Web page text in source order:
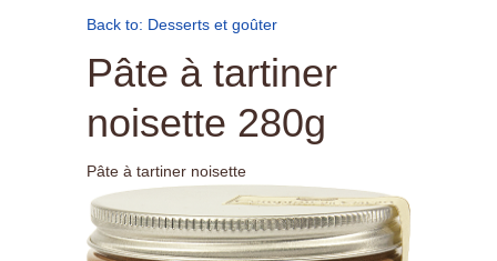
Back to: Desserts et goûter
Pâte à tartiner
noisette 280g
Pâte à tartiner noisette